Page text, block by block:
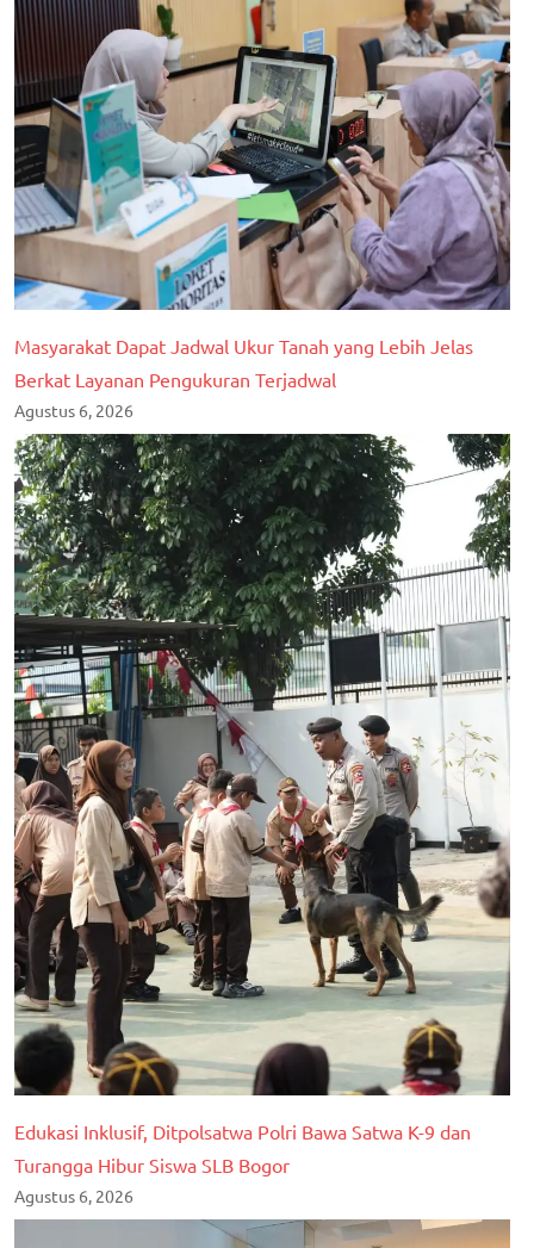
Masyarakat Dapat Jadwal Ukur Tanah yang Lebih Jelas
Berkat Layanan Pengukuran Terjadwal
Agustus 6, 2026
Edukasi Inklusif, Ditpolsatwa Polri Bawa Satwa K-9 dan
Turangga Hibur Siswa SLB Bogor
Agustus 6, 2026